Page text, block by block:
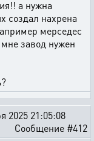
а нужна
создал нахрена
мерседес
мне завод нужен
2025 21:05:08
Сообщение #412